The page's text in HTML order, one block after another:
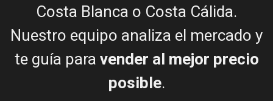
Costa Blanca o Costa Cálida.
Nuestro equipo analiza el mercado y
te guía para vender al mejor precio
posible.